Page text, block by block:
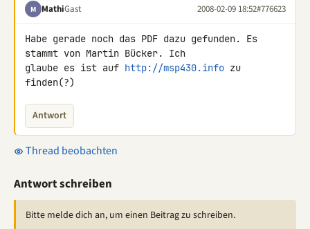
M MathiGast 2008-02-09 18:52#776623
Habe gerade noch das PDF dazu gefunden. Es
stammt von Martin Bücker. Ich
glaube es ist auf http://msp430.info zu
finden(?)
Antwort
Thread beobachten
Antwort schreiben
Bitte melde dich an, um einen Beitrag zu schreiben.